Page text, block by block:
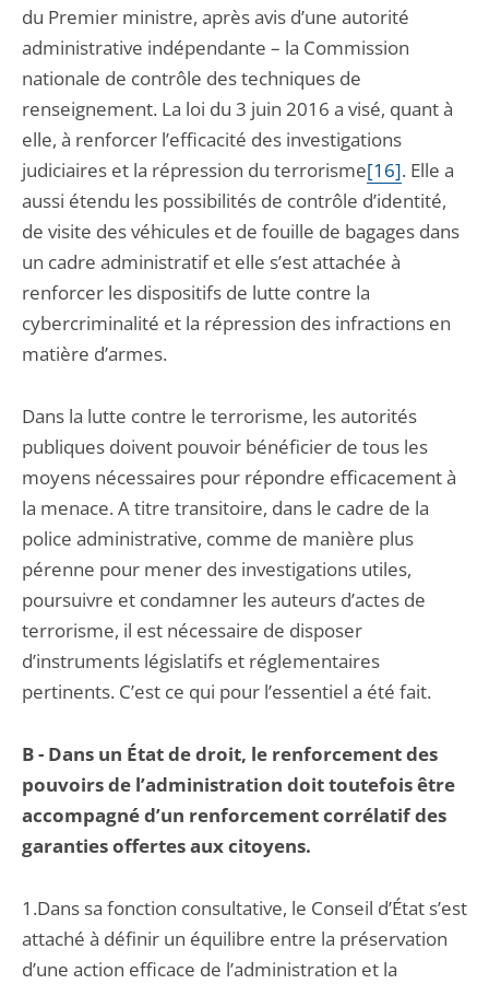
du Premier ministre, après avis d’une autorité
administrative indépendante – la Commission
nationale de contrôle des techniques de
renseignement. La loi du 3 juin 2016 a visé, quant à
elle, à renforcer l’efficacité des investigations
judiciaires et la répression du terrorisme[16]. Elle a
aussi étendu les possibilités de contrôle d’identité,
de visite des véhicules et de fouille de bagages dans
un cadre administratif et elle s’est attachée à
renforcer les dispositifs de lutte contre la
cybercriminalité et la répression des infractions en
matière d’armes.
Dans la lutte contre le terrorisme, les autorités
publiques doivent pouvoir bénéficier de tous les
moyens nécessaires pour répondre efficacement à
la menace. A titre transitoire, dans le cadre de la
police administrative, comme de manière plus
pérenne pour mener des investigations utiles,
poursuivre et condamner les auteurs d’actes de
terrorisme, il est nécessaire de disposer
d’instruments législatifs et réglementaires
pertinents. C’est ce qui pour l’essentiel a été fait.
B - Dans un État de droit, le renforcement des
pouvoirs de l’administration doit toutefois être
accompagné d’un renforcement corrélatif des
garanties offertes aux citoyens.
1.Dans sa fonction consultative, le Conseil d’État s’est
attaché à définir un équilibre entre la préservation
d’une action efficace de l’administration et la